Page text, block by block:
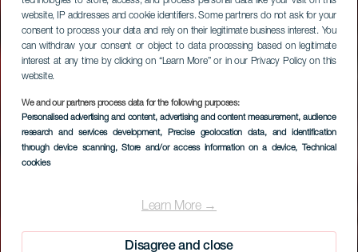
website, IP addresses and cookie identifiers. Some partners do not ask for your
consent to process your data and rely on their legitimate business interest. You
can withdraw your consent or object to data processing based on legitimate
interest at any time by clicking on “Learn More” or in our Privacy Policy on this
website.
We and our partners process data for the following purposes:
Personalised advertising and content, advertising and content measurement, audience
research and services development, Precise geolocation data, and identification
through device scanning, Store and/or access information on a device, Technical
cookies
Learn More →
Disagree and close